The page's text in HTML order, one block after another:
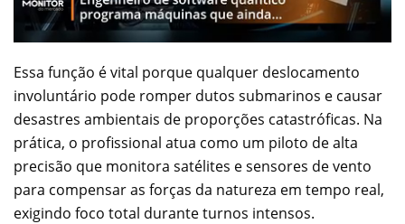
Essa função é vital porque qualquer deslocamento
involuntário pode romper dutos submarinos e causar
desastres ambientais de proporções catastróficas. Na
prática, o profissional atua como um piloto de alta
precisão que monitora satélites e sensores de vento
para compensar as forças da natureza em tempo real,
exigindo foco total durante turnos intensos.